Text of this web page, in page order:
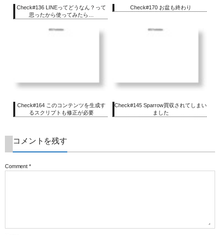
Check#136 LINEってどうなん？って
思ったから使ってみたら…
Check#170 お盆も終わり
Check#164 このコンテンツを生成す
るスクリプトも修正が必要
Check#145 Sparrow買収されてしまい
ました
コメントを残す
Comment *